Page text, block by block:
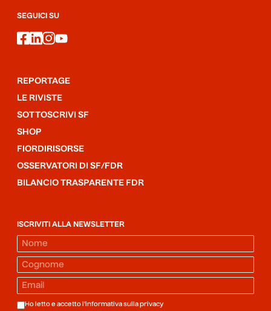
SEGUICI SU
facebook
linkedin
instagram
youtube
REPORTAGE
LE RIVISTE
SOTTOSCRIVI SF
SHOP
FIORDIRISORSE
OSSERVATORI DI SF/FDR
BILANCIO TRASPARENTE FDR
ISCRIVITI ALLA NEWSLETTER
Ho letto e accetto l'informativa sulla privacy